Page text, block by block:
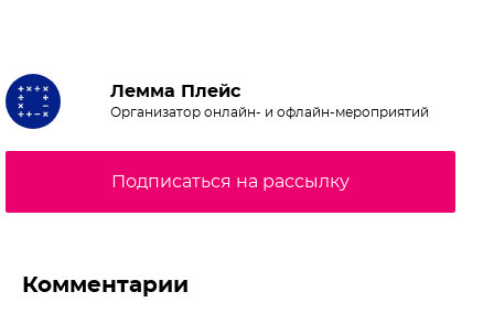
Лемма Плейс
Организатор онлайн- и офлайн-мероприятий
Подписаться на рассылку
Комментарии